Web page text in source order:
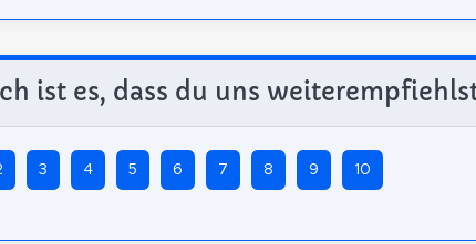
ist es, dass du uns
3 4 5 6 7 8 9 10